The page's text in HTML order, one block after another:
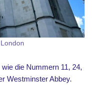
die Nummern 11, 24,
Westminster Abbey.